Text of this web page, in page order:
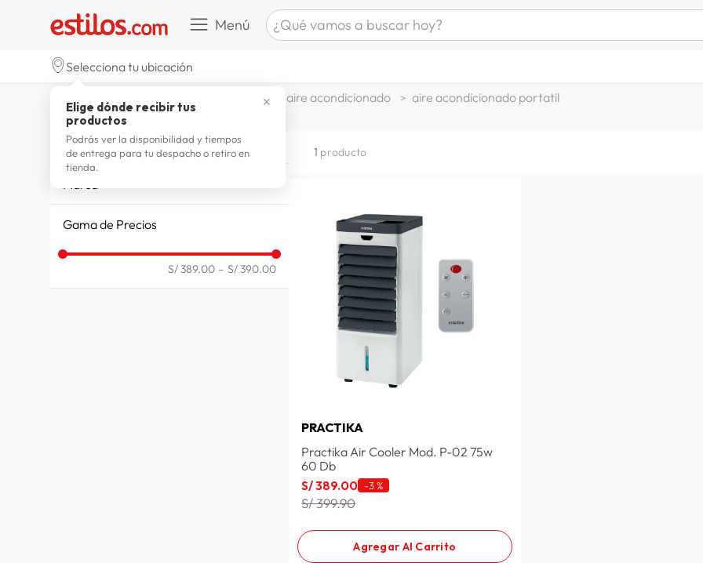
Menú ¿Qué vamos a buscar hoy?
laptop
terrex
lavadora
spiderman
Selecciona tu ubicación
✕
Elige dónde recibir tus
productos
Podrás ver la disponibilidad y tiempos
de entrega para tu despacho o retiro en
tienda.
climatizacion aire acondicionado aire acondicionado portatil
AIRE ACONDICIONADO PORTATIL
Marca
Gama de Precios
S/ 389.00 – S/ 390.00
1 producto
PRACTIKA
Practika Air Cooler Mod. P-02 75w
60 Db
S/389.00 -3 %
S/ 399.90
Agregar Al Carrito